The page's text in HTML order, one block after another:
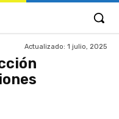
Actualizado: 1 julio, 2025